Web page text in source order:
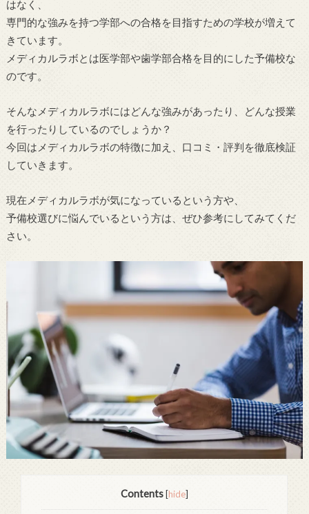
はなく、
専門的な強みを持つ学部への合格を目指すための学校が増えて
きています。
メディカルラボとは医学部や歯学部合格を目的にした予備校な
のです。
そんなメディカルラボにはどんな強みがあったり、どんな授業
を行ったりしているのでしょうか？
今回はメディカルラボの特徴に加え、口コミ・評判を徹底検証
していきます。
現在メディカルラボが気になっているという方や、
予備校選びに悩んでいるという方は、ぜひ参考にしてみてくだ
さい。
Contents [hide]